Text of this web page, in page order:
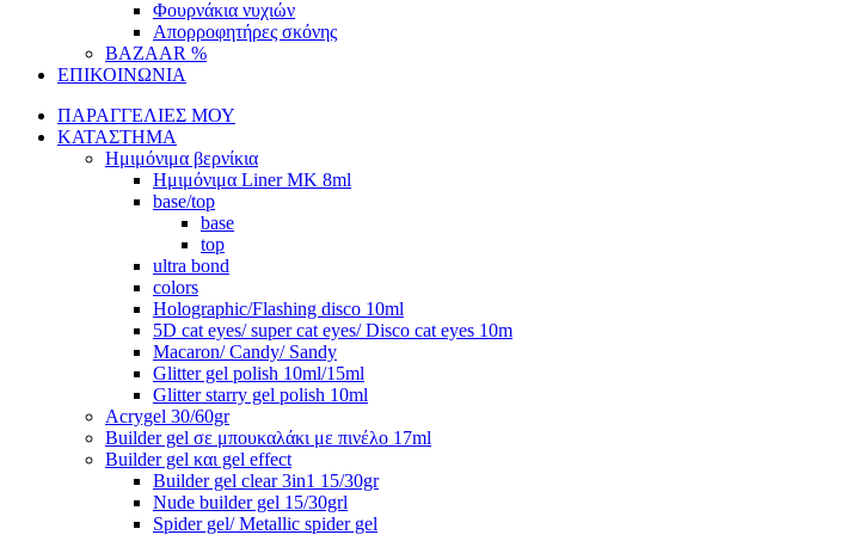
Φουρνάκια νυχιών
Απορροφητήρες σκόνης
BAZAAR %
ΕΠΙΚΟΙΝΩΝΙΑ
ΠΑΡΑΓΓΕΛΙΕΣ ΜΟΥ
ΚΑΤΑΣΤΗΜΑ
Ημιμόνιμα βερνίκια
Ημιμόνιμα Liner ΜΚ 8ml
base/top
base
top
ultra bond
colors
Holographic/Flashing disco 10ml
5D cat eyes/ super cat eyes/ Disco cat eyes 10m
Macaron/ Candy/ Sandy
Glitter gel polish 10ml/15ml
Glitter starry gel polish 10ml
Acrygel 30/60gr
Builder gel σε μπουκαλάκι με πινέλο 17ml
Builder gel και gel effect
Builder gel clear 3in1 15/30gr
Nude builder gel 15/30grl
Spider gel/ Metallic spider gel